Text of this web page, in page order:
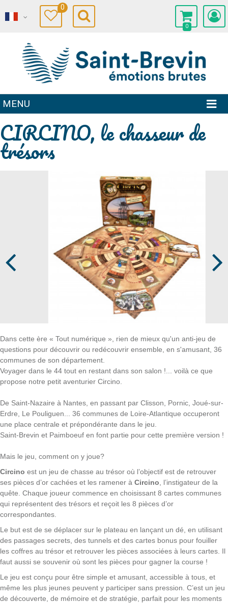
0
0
MENU
CIRCINO, le chasseur de
trésors
Dans cette ère « Tout numérique », rien de mieux qu'un anti-jeu de
questions pour découvrir ou redécouvrir ensemble, en s'amusant, 36
communes de son département.
Voyager dans le 44 tout en restant dans son salon !... voilà ce que
propose notre petit aventurier Circino.
De Saint-Nazaire à Nantes, en passant par Clisson, Pornic, Joué-sur-
Erdre, Le Pouliguen... 36 communes de Loire-Atlantique occuperont
une place centrale et prépondérante dans le jeu.
Saint-Brevin et Paimboeuf en font partie pour cette première version !
Mais le jeu, comment on y joue?
Circino est un jeu de chasse au trésor où l’objectif est de retrouver
ses pièces d’or cachées et les ramener à Circino , l’instigateur de la
quête. Chaque joueur commence en choisissant 8 cartes communes
qui représentent des trésors et reçoit les 8 pièces d’or
correspondantes.
Le but est de se déplacer sur le plateau en lançant un dé, en utilisant
des passages secrets, des tunnels et des cartes bonus pour fouiller
les coffres au trésor et retrouver les pièces associées à leurs cartes. Il
faut aussi se souvenir où sont les pièces pour gagner la course !
Le jeu est conçu pour être simple et amusant, accessible à tous, et
même les plus jeunes peuvent y participer sans pression. C’est un jeu
de découverte, de mémoire et de stratégie, parfait pour les moments